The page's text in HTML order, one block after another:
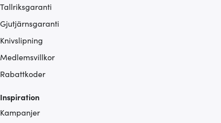
Tallriksgaranti
Gjutjärnsgaranti
Knivslipning
Medlemsvillkor
Rabattkoder
Inspiration
Kampanjer